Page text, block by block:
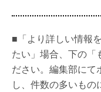
■「より詳しい情報
たい」場合、下の「
ださい。編集部にて
し、件数の多いも